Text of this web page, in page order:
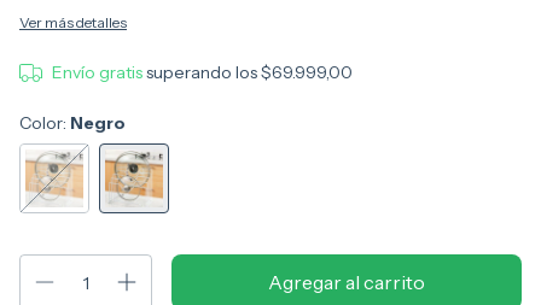
Ver más detalles
Envío gratissuperando los$69.999,00
Color: Negro